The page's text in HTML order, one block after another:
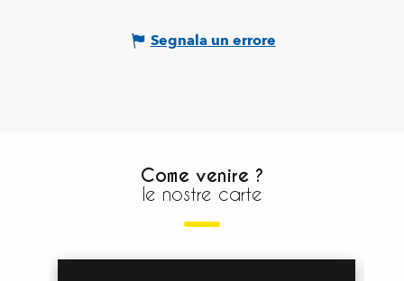
Segnala un errore
Come venire ?
le nostre carte